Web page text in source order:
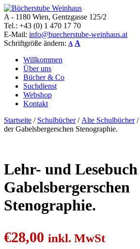
Bücherstube Weinhaus
Verkauf von seltenen antiquarischen und
verlagsneuen Bücher.
A - 1180 Wien, Gentzgasse 125/2
Tel.: +43 (0) 1 470 17 70
E-Mail: info@buecherstube-weinhaus.at
Schriftgröße ändern: A A
Willkommen
Über uns
Bücher & Co
Suchdienst
Webshop
Kontakt
Startseite / Schulbücher/ Alte Schulbücher/
der Gabelsbergerschen Stenographie.
Lehr- und
Gabelsbergerschen
Stenographie.
€28,00 inkl. MwSt